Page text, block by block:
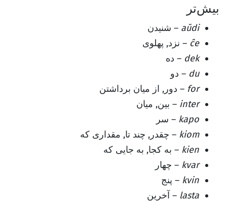
بیش‌تر
aŭdi – شنیدن
ĉe – نزد, پهلوی
dek – ده
du – دو
for – دور, از میان برداشتن
inter – بین, میان
kapo – سر
kiom – چقدر, چند تا, مقداری که
kien – به کجا, به جایی که
kvar – چهار
kvin – پنج
lasta – آخرین